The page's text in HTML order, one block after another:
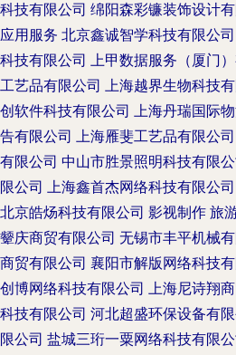
科技有限公司 绵阳森彩镰装饰设计
应用服务 北京鑫诚智学科技有限公司
科技有限公司 上甲数据服务（厦门
工艺品有限公司 上海越界生物科技
创软件科技有限公司 上海丹瑞国际
告有限公司 上海雁斐工艺品有限公司
有限公司 中山市胜景照明科技有限
限公司 上海鑫首杰网络科技有限公司
北京皓炀科技有限公司 影视制作 旅
颦庆商贸有限公司 无锡市丰平机械
商贸有限公司 襄阳市解版网络科技
创博网络科技有限公司 上海尼诗翔
科技有限公司 河北超盛环保设备有
限公司 盐城三珩一粟网络科技有限